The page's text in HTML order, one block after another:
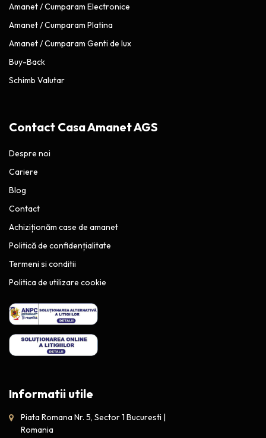
Amanet / Cumparam Electronice
Amanet / Cumparam Platina
Amanet / Cumparam Genti de lux
Buy-Back
Schimb Valutar
Contact Casa Amanet AGS
Despre noi
Cariere
Blog
Contact
Achiziționăm case de amanet
Politică de confidențialitate
Termeni si conditii
Politica de utilizare cookie
Informatii utile
Piata Romana Nr. 5, Sector 1 Bucuresti |
Romania